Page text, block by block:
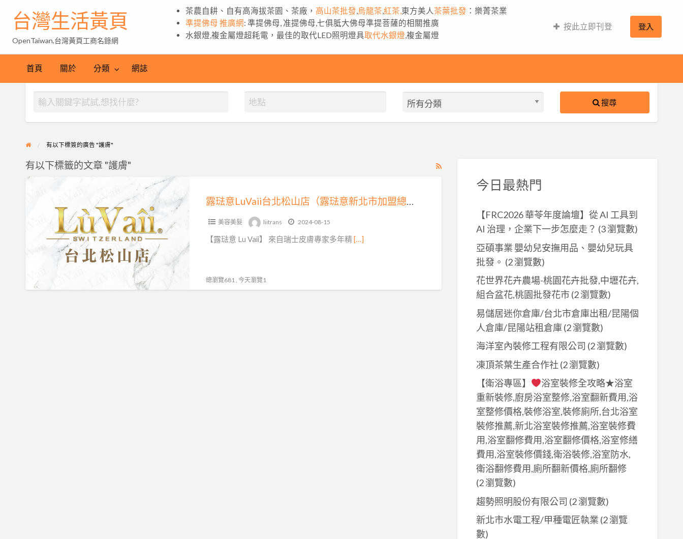
台灣生活黃頁
OpenTaiwan,台灣黃頁工商名錄網
茶農自耕、自有高海拔茶園、茶廠， 高山茶批發 烏龍茶 紅茶, 東方美人 茶葉批發 ：樂菁茶業
準提佛母 推廣網: 準提佛母, 准提佛母,七俱胝大佛母準提菩薩的相關推廣
水銀燈,複金屬燈超耗電，最佳的取代LED照明燈具取代水銀燈 ,複金屬燈
按此立即刊登 登入
首頁 關於 分類 網誌
搜尋
有以下標簽的廣告 "護膚"
RSS
有以下標籤的文章 "護膚"
露
店
露琺意LuVaii台北松山店（露琺意新北市加盟總代理）
美容美髮 liitrans 2024-08-15
【露琺意 Lu Vaii】 來自瑞士皮膚專家多年精[…]
總瀏覽681 , 今天瀏覽1
今日最熱門
【FRC2026 華苓年度論壇】從 AI 工具到
AI 治理，企業下一步怎麼走？ (3 瀏覽數)
亞碩事業 嬰幼兒安撫用品、嬰幼兒玩具
批發。 (2 瀏覽數)
花世界花卉農場-桃園花卉批發,中壢花卉,
組合盆花,桃園批發花市(2 瀏覽數)
易儲居迷你倉庫/台北市倉庫出租/昆陽個
人倉庫/昆陽站租倉庫(2 瀏覽數)
海洋室內裝修工程有限公司 (2 瀏覽數)
凍頂茶葉生產合作社 (2 瀏覽數)
【衛浴專區】
浴室裝修全攻略★浴室
重新裝修,廚房浴室整修,浴室翻新費用,浴
室整修價格,裝修浴室,裝修廁所,台北浴室
裝修推薦,新北浴室裝修推薦,浴室裝修費
用,浴室翻修費用,浴室翻修價格,浴室修繕
費用,浴室裝修價錢,衛浴裝修,浴室防水,
衛浴翻修費用,廁所翻新價格,廁所翻修
(2 瀏覽數)
趨勢照明股份有限公司 (2 瀏覽數)
新北市水電工程/甲種電匠執業 (2 瀏覽
數)